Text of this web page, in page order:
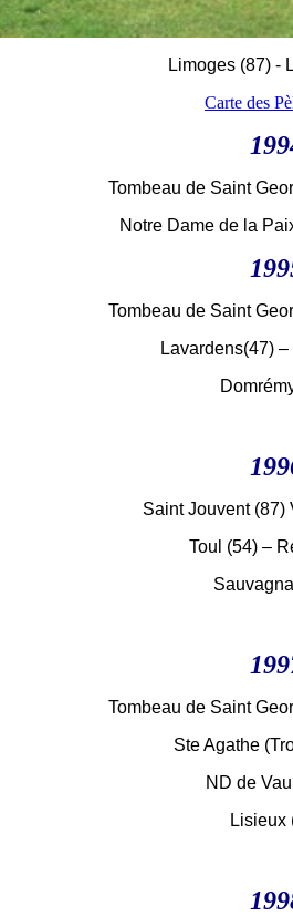
Limoges (87) -
Carte des
Tombeau de Saint
Notre Dame de la
Tombeau de Saint
Lavardens(47)
Saint Jouvent (87)
Toul (54) –
Tombeau de Saint
Ste Agathe
ND de
Lisieux